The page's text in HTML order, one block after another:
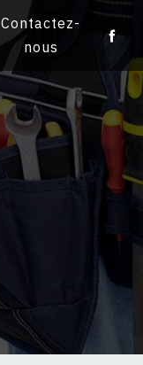
Contactez-
nous